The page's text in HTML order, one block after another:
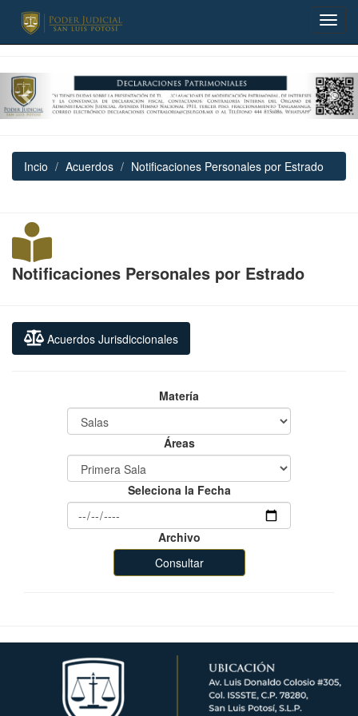
Previous
Incio Acuerdos Notificaciones Personales por Estrado
Notificaciones Personales por Estrado
Acuerdos Jurisdiccionales
Matería
Áreas
Seleciona la Fecha
Archivo